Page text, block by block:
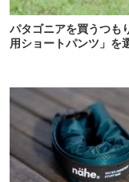
パタゴニアを買うつも
用ショートパンツ」を